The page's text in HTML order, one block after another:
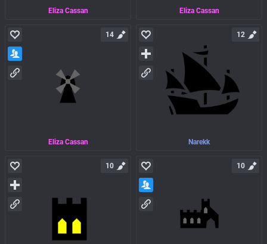
Eliza Cassan Eliza Cassan
Eliza Cassan
14
Narekk
12
10 10